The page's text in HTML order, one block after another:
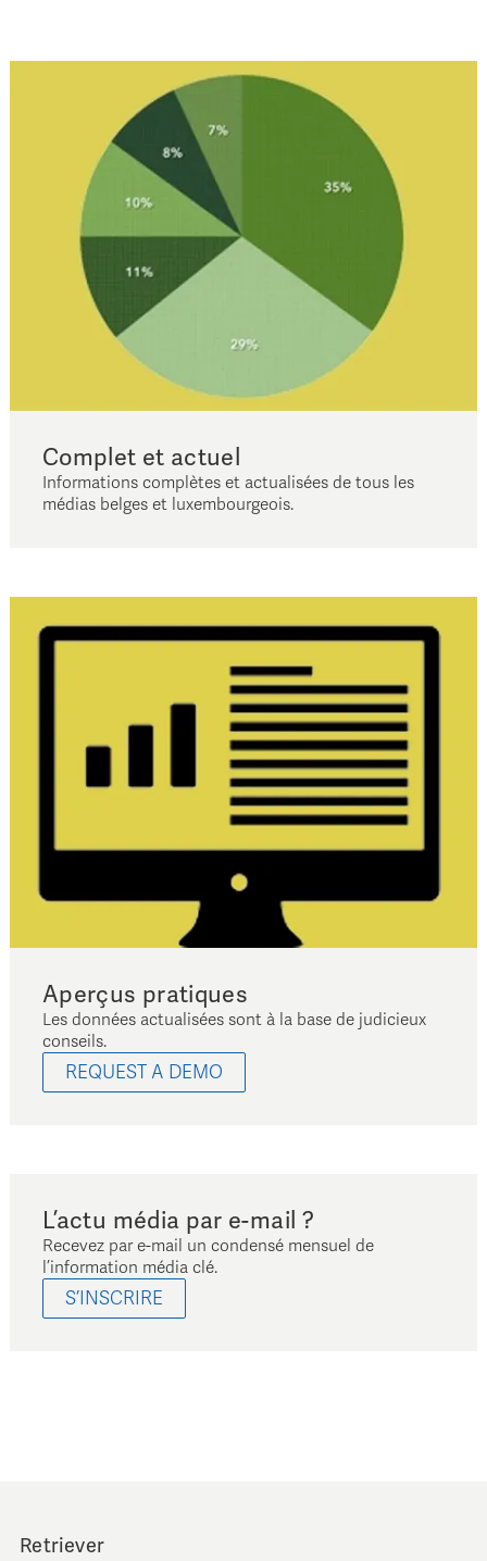
Complet et actuel
Informations complètes et actualisées de tous les
médias belges et luxembourgeois.
Aperçus pratiques
Les données actualisées sont à la base de judicieux
conseils.
REQUEST A DEMO
L’actu média par e-mail ?
Recevez par e-mail un condensé mensuel de
l’information média clé.
S’INSCRIRE
Retriever